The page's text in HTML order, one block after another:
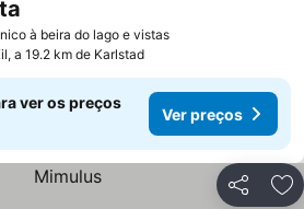
à beira do lago e vistas
a 19.2 km de Karlstad
ver os preços
Ver preços
Partilhar